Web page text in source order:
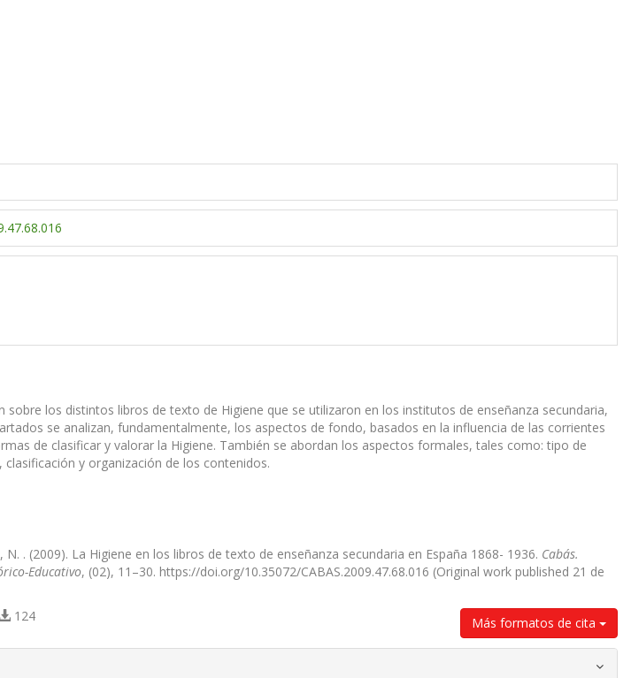
sobre los distintos libros de texto de Higiene que se utilizaron en los institutos de enseñanza secundaria,
se analizan, fundamentalmente, los aspectos de fondo, basados en la influencia de las corrientes
de clasificar y valorar la Higiene. También se abordan los aspectos formales, tales como: tipo de
y organización de los contenidos.
. (2009). La Higiene en los libros de texto de enseñanza secundaria en España 1868- 1936. Cabás.
Educativo, (02), 11–30. https://doi.org/10.35072/CABAS.2009.47.68.016 (Original work published 21 de
Más formatos de cita
124